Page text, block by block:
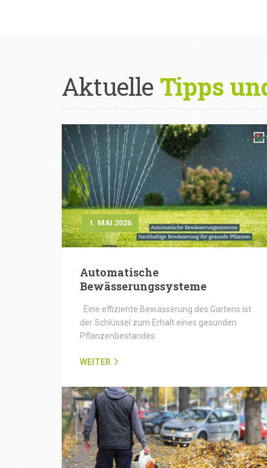
Aktuelle Tipps
1. MAI 2026
Automatische
Bewässerungssysteme
Eine effiziente Bewässerung des Gartens ist
der Schlüssel zum Erhalt eines gesunden
Pflanzenbestandes.
WEITER